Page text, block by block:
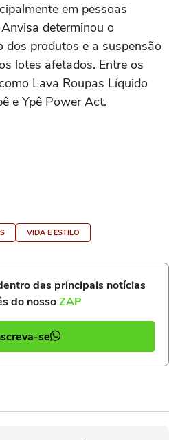
em pessoas
determinou o
dos produtos e a suspensão
lotes afetados. Entre os
Lava Roupas Líquido
e Ypê Power Act.
VIDA E ESTILO
das principais notícias
do nossoZAP
se